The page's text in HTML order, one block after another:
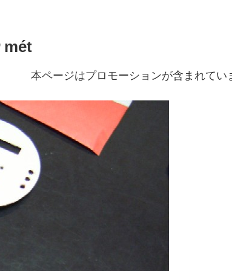
mét
本ページはプロモーションが含まれてい